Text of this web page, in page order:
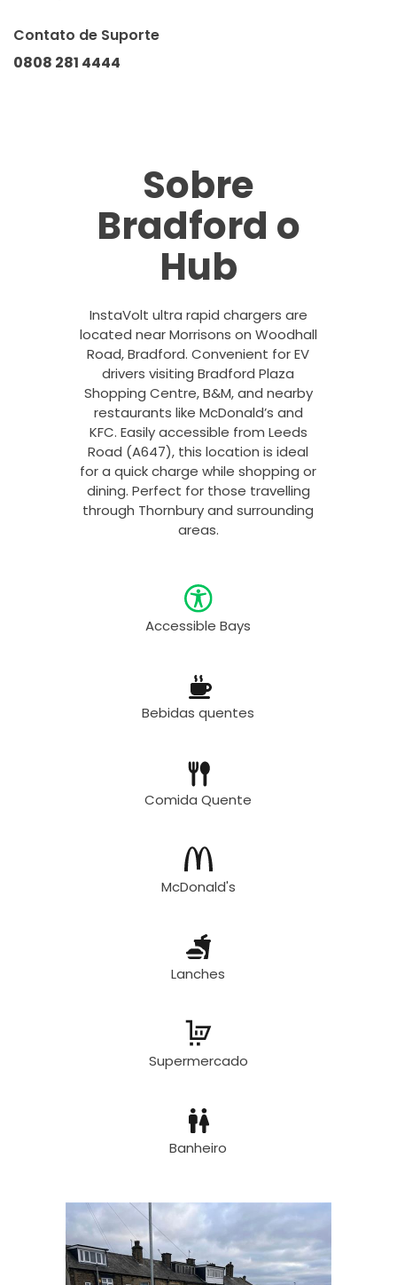
Contato de Suporte
0808 281 4444
Sobre
Bradford o
Hub
InstaVolt ultra rapid chargers are
located near Morrisons on Woodhall
Road, Bradford. Convenient for EV
drivers visiting Bradford Plaza
Shopping Centre, B&M, and nearby
restaurants like McDonald’s and
KFC. Easily accessible from Leeds
Road (A647), this location is ideal
for a quick charge while shopping or
dining. Perfect for those travelling
through Thornbury and surrounding
areas.
Accessible Bays
Bebidas quentes
Comida Quente
McDonald's
Lanches
Supermercado
Banheiro